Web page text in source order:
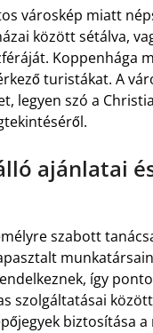
városkép miatt
között sétálva,
Koppenhága
turistákat. A
legyen szó a
ajánlatai
szabott
így
szolgáltatásai
biztosítása a